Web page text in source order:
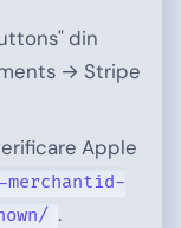
din
→ Stripe
Apple
merchantid-
.